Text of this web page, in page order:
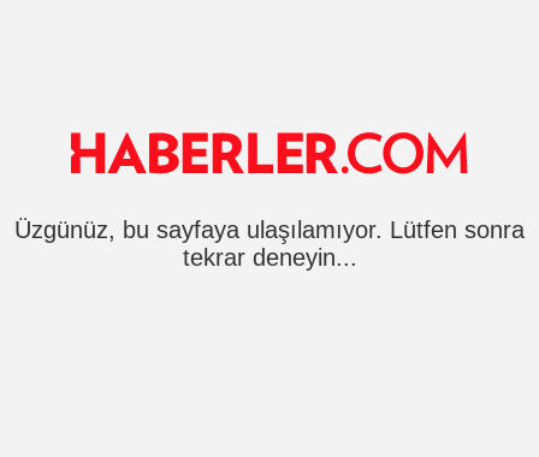
Üzgünüz, bu sayfaya ulaşılamıyor. Lütfen sonra
tekrar deneyin...